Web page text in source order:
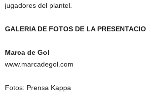
jugadores del plantel.
GALERIA DE FOTOS DE LA
Marca de Gol
www.marcadegol.com
Fotos: Prensa Kappa